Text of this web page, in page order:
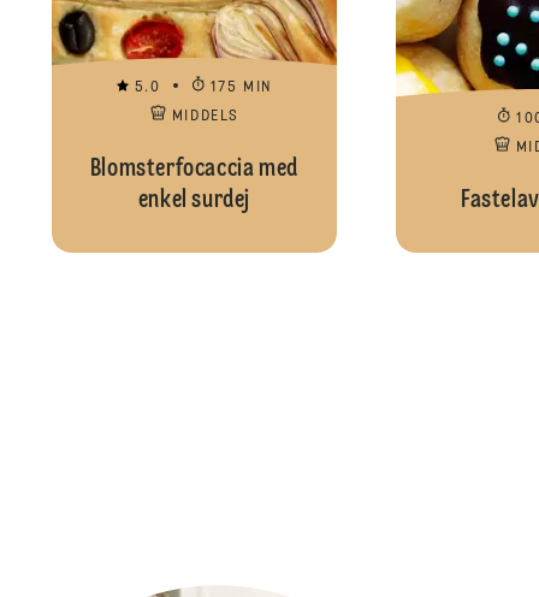
5.0
175 MIN
MIDDELS
Blomsterfocaccia med
enkel surdej